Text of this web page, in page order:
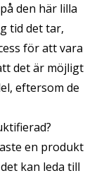
den här lilla
tid det tar,
för att vara
det är möjligt
eftersom de
en produkt
kan leda till